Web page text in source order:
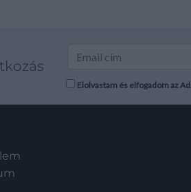
Elolvastam és elfogadom az